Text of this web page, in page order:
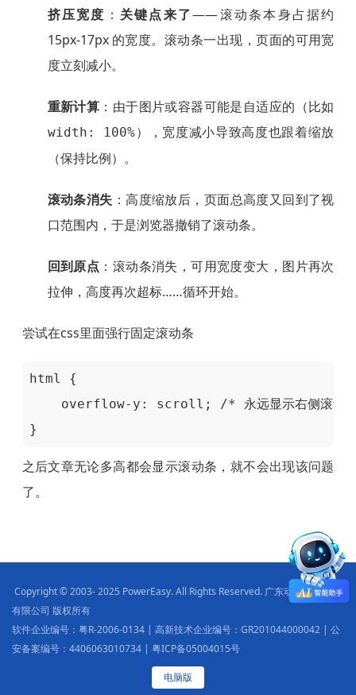
挤压宽度 ： 关键点来了——滚动条本身占据约
15px-17px 的宽度。滚动条一出现，页面的可用宽
度立刻减小。
重新计算 ：由于图片或容器可能是自适应的（比如
width: 100%），宽度减小导致高度也跟着缩放
（保持比例）。
滚动条消失 ：高度缩放后，页面总高度又回到了视
口范围内，于是浏览器撤销了滚动条。
回到原点 ：滚动条消失，可用宽度变大，图片再次
拉伸，高度再次超标……循环开始。
尝试在css里面强行固定滚动条
html {
overflow-y: scroll; /* 永远显示右侧滚动条占
}
之后文章无论多高都会显示滚动条，就不会出现该问题
了。
Copyright © 2003- 2025 PowerEasy. All Rights Reserved. 广东动易软件股份
有限公司 版权所有
软件企业编号：粤R-2006-0134 | 高新技术企业编号：GR201044000042 | 公
安备案编号：4406063010734 | 粤ICP备05004015号
电脑版